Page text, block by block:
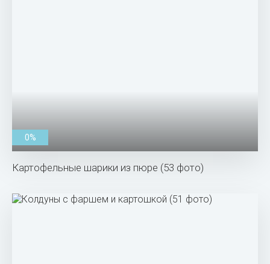
0%
Картофельные шарики из пюре (53 фото)